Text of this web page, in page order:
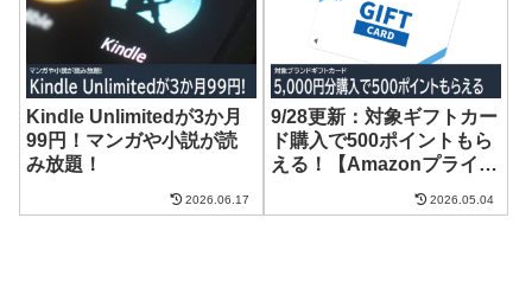
Kindle Unlimitedが3か月
99円！マンガや小説が読
み放題！
2026.06.17
9/28更新：対象ギフトカー
ド購入で500ポイントもら
える！【Amazonプライム
2026.05.04